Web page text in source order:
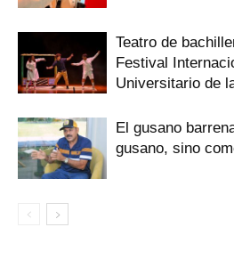
Teatro de
Festival
Universitario de
El gusano
gusano, sino